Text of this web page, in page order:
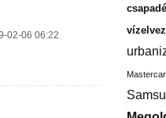
02-06 06:22